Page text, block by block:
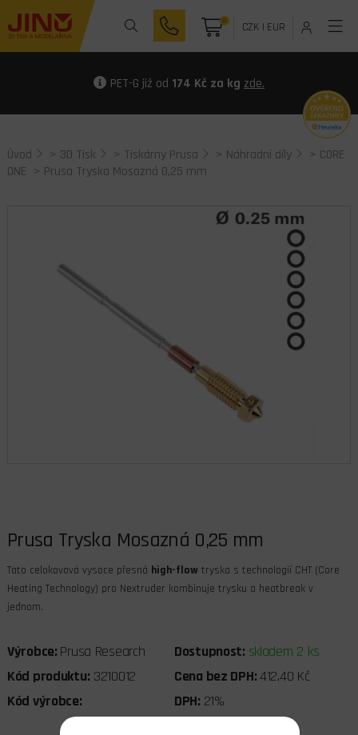
0 CZK| EUR
PET-G již od 174 Kč za kg zde.
Úvod > 3D Tisk > Tiskárny Prusa > Náhradní díly > CORE
ONE > Prusa Tryska Mosazná 0,25 mm
Prusa Tryska Mosazná 0,25 mm
Tato celokovová vysoce přesná high-flowtryska s technologií CHT (Core
Heating Technology) pro Nextruder kombinuje trysku a heatbreak v
jednom.
Výrobce: Prusa Research Dostupnost: skladem 2 ks
Kód produktu: 3210012 Cena bez DPH: 412,40 Kč
Kód výrobce:
DPH: 21%